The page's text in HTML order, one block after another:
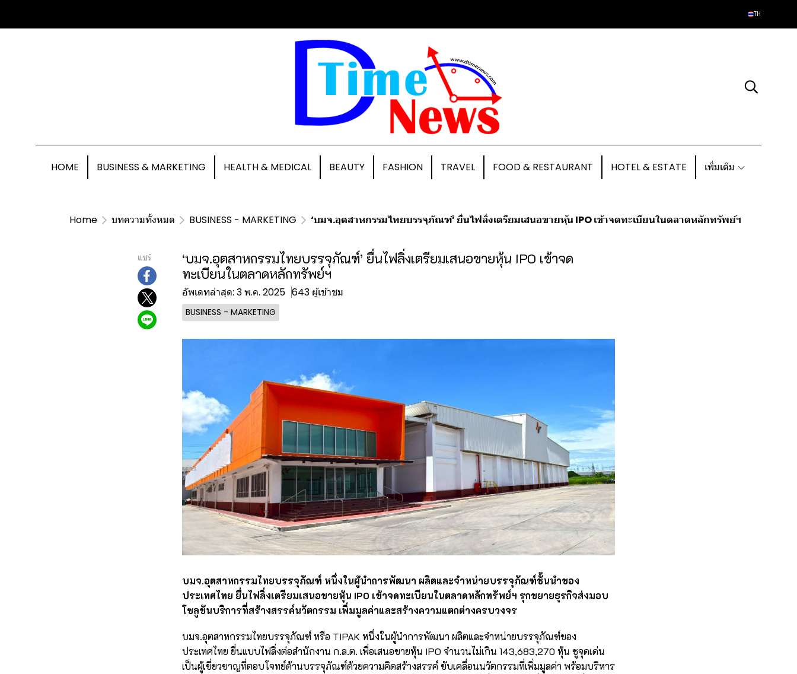
TH
HOME BUSINESS & MARKETING HEALTH & MEDICAL BEAUTY FASHION TRAVEL FOOD & RESTAURANT HOTEL & ESTATE เพิ่มเติม
Home บทความทั้งหมด BUSINESS - MARKETING ‘บมจ.อุตสาหกรรมไทยบรรจุภัณฑ์’ ยื่นไฟลิ่งเตรียมเสนอขายหุ้น IPO เข้าจดทะเบียนในตลาดหลักทรัพย์ฯ
แชร์
‘บมจ.อุตสาหกรรมไทยบรรจุภัณฑ์’ ยื่นไฟลิ่งเตรียมเสนอขายหุ้น IPO เข้าจด
ทะเบียนในตลาดหลักทรัพย์ฯ
อัพเดทล่าสุด: 3 พ.ค. 2025 643 ผู้เข้าชม
BUSINESS - MARKETING
บมจ.อุตสาหกรรมไทยบรรจุภัณฑ์ หนึ่งในผู้นำการพัฒนา ผลิตและจำหน่ายบรรจุภัณฑ์ชั้นนำของ
ประเทศไทย ยื่นไฟลิ่งเตรียมเสนอขายหุ้น IPO เข้าจดทะเบียนในตลาดหลักทรัพย์ฯ รุกขยายธุรกิจส่งมอบ
โซลูชันบริการที่สร้างสรรค์นวัตกรรม เพิ่มมูลค่าและสร้างความแตกต่างครบวงจร
บมจ.อุตสาหกรรมไทยบรรจุภัณฑ์ หรือ TIPAK หนึ่งในผู้นำการพัฒนา ผลิตและจำหน่ายบรรจุภัณฑ์ของ
ประเทศไทย ยื่นแบบไฟลิ่งต่อสำนักงาน ก.ล.ต. เพื่อเสนอขายหุ้น IPO จำนวนไม่เกิน 143,683,270 หุ้น ชูจุดเด่น
เป็นผู้เชี่ยวชาญที่ตอบโจทย์ด้านบรรจุภัณฑ์ด้วยความคิดสร้างสรรค์ ขับเคลื่อนนวัตกรรมที่เพิ่มมูลค่า พร้อมบริหาร